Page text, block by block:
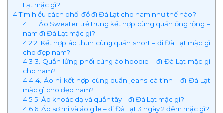
Lạt mặc gì?
4Tìm hiểu cách phối đồ đi Đà Lạt cho nam như thế nào?
4.1 1. Áo Sweater trẻ trung kết hợp cùng quần ống rộng –
nam đi Đà Lạt mặc gì?
4.2 2. Kết hợp áo thun cùng quần short – đi Đà Lạt mặc gì
cho đẹp nam?
4.3 3. Quần lửng phối cùng áo hoodie – đi Đà Lạt mặc gì
cho nam?
4.44. Áo nỉ kết hợp cùng quần jeans cá tính – đi Đà Lạt
mặc gì cho đẹp nam?
4.5 5. Áo khoác dạ và quần tây – đi Đà Lạt mặc gì?
4.66. Áo sơ mi và áo gile – đi Đà Lạt 3 ngày 2 đêm mặc gì?